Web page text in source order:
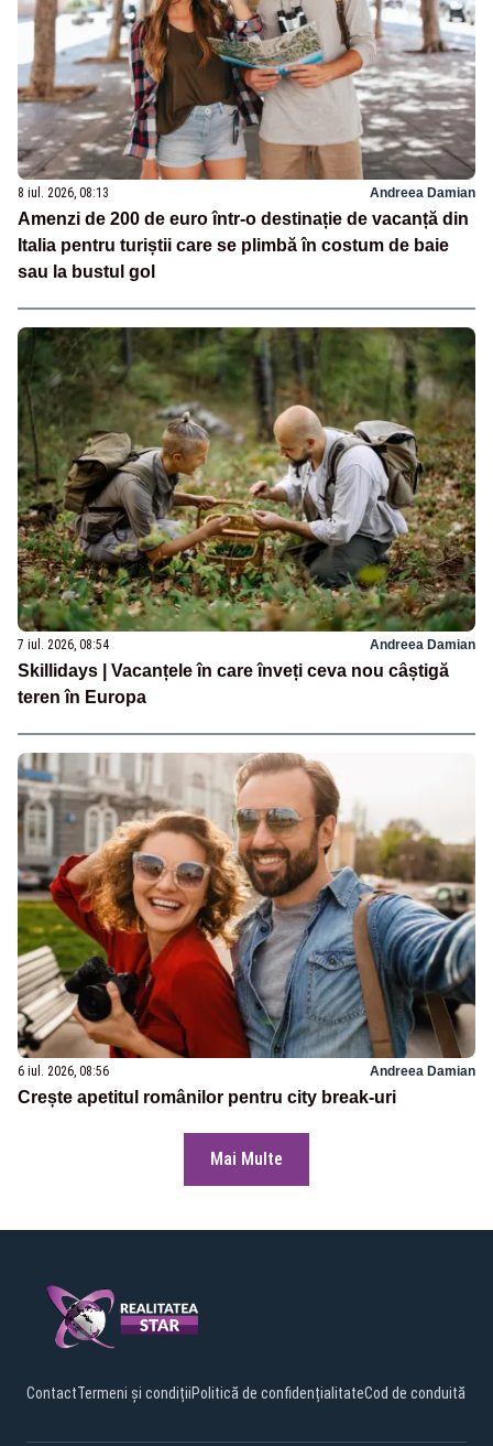
8 iul. 2026, 08:13 Andreea Damian
Amenzi de 200 de euro într-o destinație de vacanță din
Italia pentru turiștii care se plimbă în costum de baie
sau la bustul gol
7 iul. 2026, 08:54 Andreea Damian
Skillidays | Vacanțele în care înveți ceva nou câștigă
teren în Europa
6 iul. 2026, 08:56 Andreea Damian
Crește apetitul românilor pentru city break-uri
Mai Multe
ContactTermeni și condițiiPolitică de confidențialitateCod de conduită